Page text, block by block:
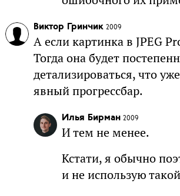
Виктор Гринчик 2009
А если картинка в JPEG
Тогда она будет
детализироваться, что
явный прогрессбар.
Илья Бирман 2009
И тем не менее.
Кстати, я обычно
и не использую